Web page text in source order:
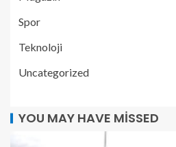
Spor
Teknoloji
Uncategorized
YOU MAY HAVE MISSED